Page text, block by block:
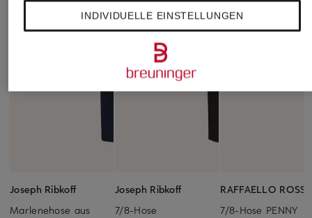
Joseph Ribkoff
Marlenehose aus
Joseph Ribkoff
7/8-Hose
RAFFAELLO ROSSI
7/8-Hose PENNY
INDIVIDUELLE EINSTELLUNGEN